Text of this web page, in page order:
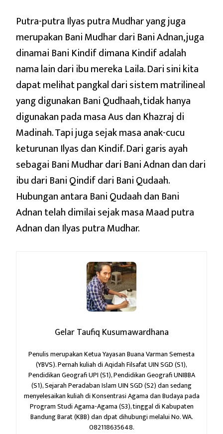
Putra-putra Ilyas putra Mudhar yang juga
merupakan Bani Mudhar dari Bani Adnan, juga
dinamai Bani Kindif dimana Kindif adalah
nama lain dari ibu mereka Laila. Dari sini kita
dapat melihat pangkal dari sistem matrilineal
yang digunakan Bani Qudhaah, tidak hanya
digunakan pada masa Aus dan Khazraj di
Madinah. Tapi juga sejak masa anak-cucu
keturunan Ilyas dan Kindif. Dari garis ayah
sebagai Bani Mudhar dari Bani Adnan dan dari
ibu dari Bani Qindif dari Bani Qudaah.
Hubungan antara Bani Qudaah dan Bani
Adnan telah dimilai sejak masa Maad putra
Adnan dan Ilyas putra Mudhar.
Gelar Taufiq Kusumawardhana
Penulis merupakan Ketua Yayasan Buana Varman Semesta
(YBVS). Pernah kuliah di Aqidah Filsafat UIN SGD (S1),
Pendidikan Geografi UPI (S1), Pendidikan Geografi UNIBBA
(S1), Sejarah Peradaban Islam UIN SGD (S2) dan sedang
menyelesaikan kuliah di Konsentrasi Agama dan Budaya pada
Program Studi Agama-Agama (S3), tinggal di Kabupaten
Bandung Barat (KBB) dan dpat dihubungi melalui No. WA.
082118635648.